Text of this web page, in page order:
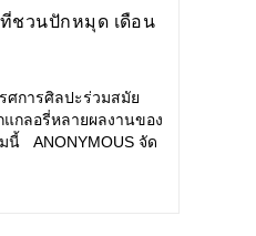
ชวนปักหมุด เดือน
ศการศิลปะร่วมสมัย
กลอรี่หลายผลงานของ
นี้ ANONYMOUS จัด
นิ่ม